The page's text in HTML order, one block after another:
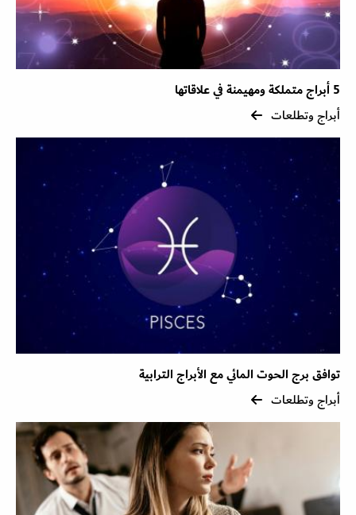
5 أبراج متملكة ومهيمنة في علاقاتها
أبراج وتطلعات
توافق برج الحوت المائي مع الأبراج الترابية
أبراج وتطلعات